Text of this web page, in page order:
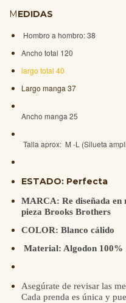
MEDIDAS
Hombro a hombro: 38
Ancho total 120
largo total 40
Largo manga 37
Ancho manga 25
Talla aprox: M -L (Silueta
ESTADO: Perfecta
MARCA: Re diseñada
pieza Brooks Brothers
COLOR: Blanco cálido
Material: Algodon 100%
Asegúrate de revisar las
Cada prenda es única y